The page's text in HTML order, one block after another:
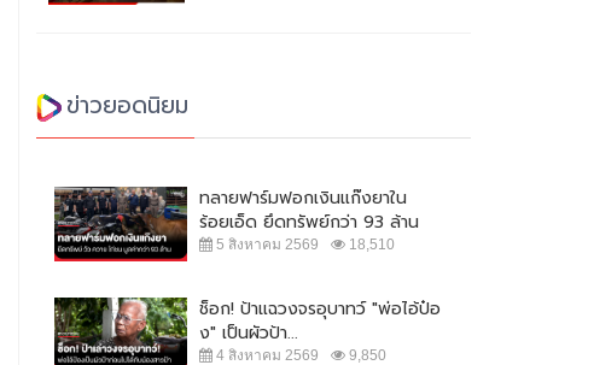
ข่าวยอดนิยม
ทลายฟาร์มฟอกเงินแก๊งยาใน
ร้อยเอ็ด ยึดทรัพย์กว่า 93 ล้าน
5 สิงหาคม 2569 18,510
ช็อก! ป้าแฉวงจรอุบาทว์ "พ่อไอ้ป๋อ
ง" เป็นผัวป้า...
4 สิงหาคม 2569 9,850